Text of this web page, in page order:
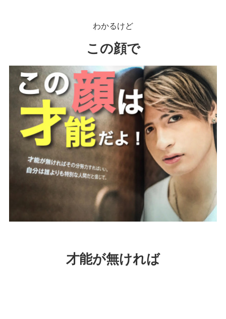
わかるけど
この顔で
才能が無ければ